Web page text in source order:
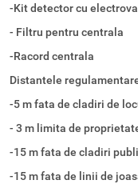
-Kit detector cu
- Filtru pentru centrala
-Racord centrala
Distantele
-5 m fata de cladiri de
- 3 m limita de
-15 m fata de cladiri
-15 m fata de linii de